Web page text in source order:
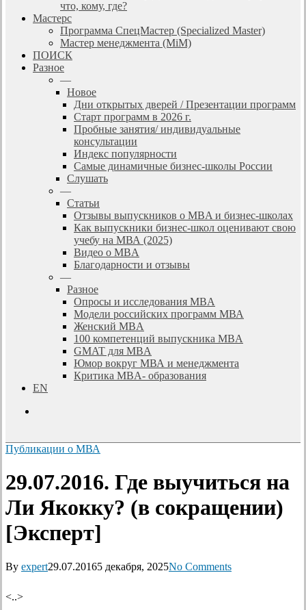
что, кому, где?
Мастерс
Программа СпецМастер (Specialized Master)
Мастер менеджмента (MiM)
ПОИСК
Разное
—
Новое
Дни открытых дверей / Презентации программ
Старт программ в 2026 г.
Пробные занятия/ индивидуальные
консультации
Индекс популярности
Самые динамичные бизнес-школы России
Слушать
—
Статьи
Отзывы выпускников о MBA и бизнес-школах
Как выпускники бизнес-школ оценивают свою
учебу на МВА (2025)
Видео о MBA
Благодарности и отзывы
—
Разное
Опросы и исследования MBA
Модели российских программ МВА
Женский MBA
100 компетенций выпускника MBA
GMAT для MBA
Юмор вокруг МВА и менеджмента
Критика MBA- образования
EN
Публикации о МВА
29.07.2016. Где выучиться на
Ли Якокку? (в сокращении)
[Эксперт]
By expert29.07.20165 декабря, 2025No Comments
<..>